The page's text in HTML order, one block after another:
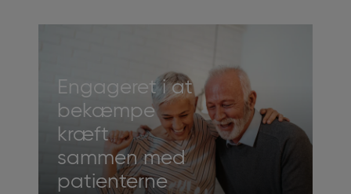
Engageret i at
bekæmpe
kræft
sammen med
patienterne